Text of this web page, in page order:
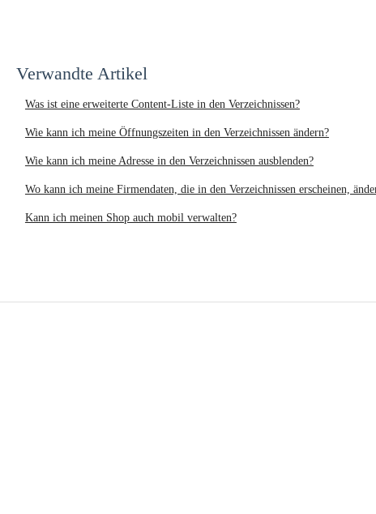
Verwandte Artikel
Was ist eine erweiterte Content-Liste in den Verzeichnissen?
Wie kann ich meine Öffnungszeiten in den Verzeichnissen ändern?
Wie kann ich meine Adresse in den Verzeichnissen ausblenden?
Wo kann ich meine Firmendaten, die in den Verzeichnissen erscheinen,
Kann ich meinen Shop auch mobil verwalten?